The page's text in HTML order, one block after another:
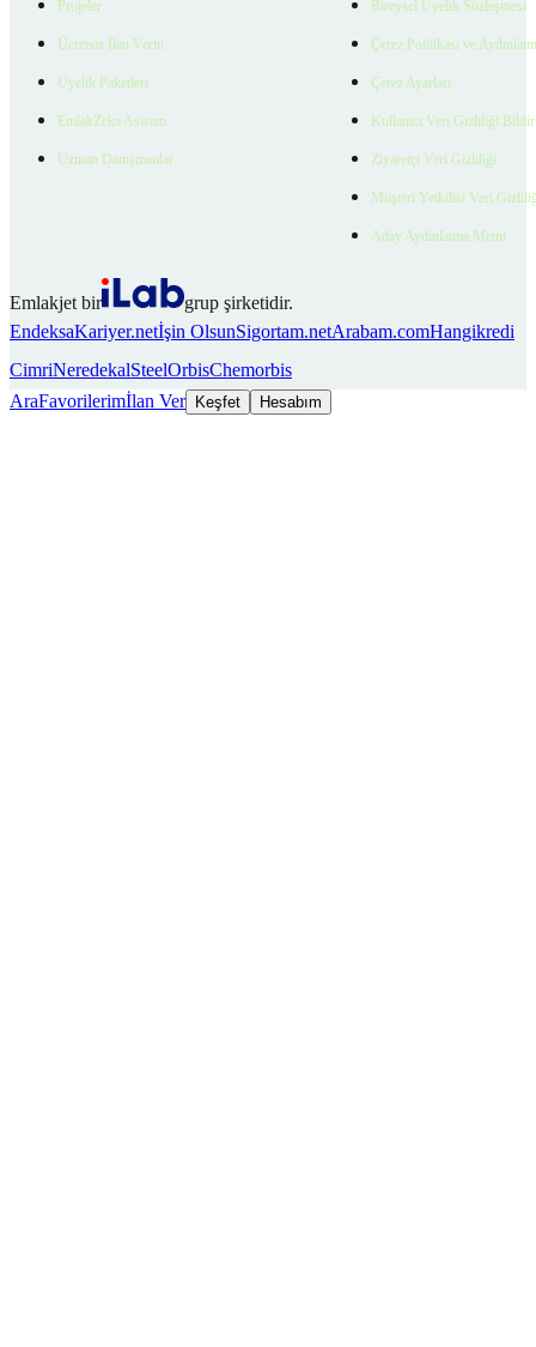
Projeler
Ücretsiz İlan Verin
Üyelik Paketleri
EmlakZeka Asistan
Uzman Danışmanlar
Bireysel Üyelik Sözleşmesi
Çerez Politikası ve
Çerez Ayarları
Kullanıcı Veri Gizliliği
Ziyaretçi Veri Gizliliği
Müşteri Yetkilisi Veri
Aday Aydınlatma Metni
Emlakjet bir
grup şirketidir.
EndeksaKariyer.netİşin OlsunSigortam.netArabam.comHangikredi
CimriNeredekalSteelOrbisChemorbis
AraFavorilerimİlan Ver Keşfet Hesabım